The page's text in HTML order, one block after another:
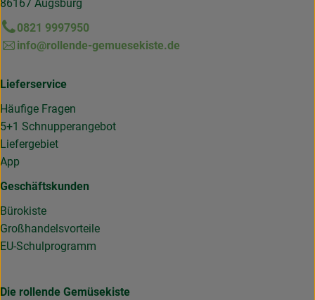
86167 Augsburg
0821 9997950
info@rollende-gemuesekiste.de
Lieferservice
Häufige Fragen
5+1 Schnupperangebot
Liefergebiet
App
Geschäftskunden
Bürokiste
Großhandelsvorteile
EU-Schulprogramm
Die rollende Gemüsekiste